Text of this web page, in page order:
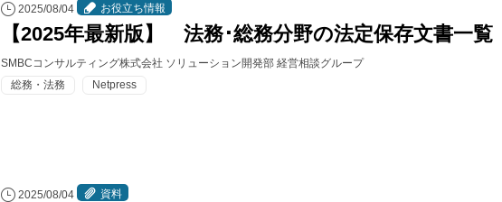
2025/08/04 お役立ち情報
【2025年最新版】 法務･総務分野の法定保存文書一覧
SMBCコンサルティング株式会社 ソリューション開発部 経営相談グループ
総務・法務
Netpress
2025/08/04 資料